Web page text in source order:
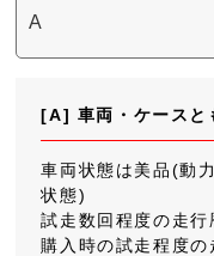
[A] 車両・ケースと
車両状態は美品(動
状態)
試走数回程度の走
購入時の試走程度